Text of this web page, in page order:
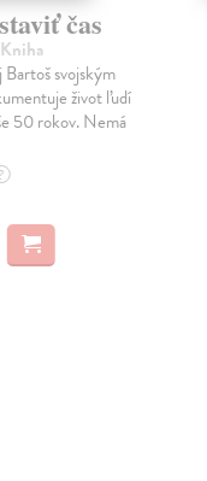
čas
svojským
život ľudí
50 rokov. Nemá
?